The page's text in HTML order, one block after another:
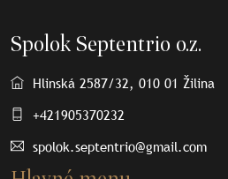
Spolok Septentrio o.z.
Hlinská 2587/32, 010 01 Žilina
+421905370232
spolok.septentrio@gmail.com